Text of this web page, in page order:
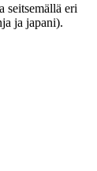
seitsemällä eri
ja japani).